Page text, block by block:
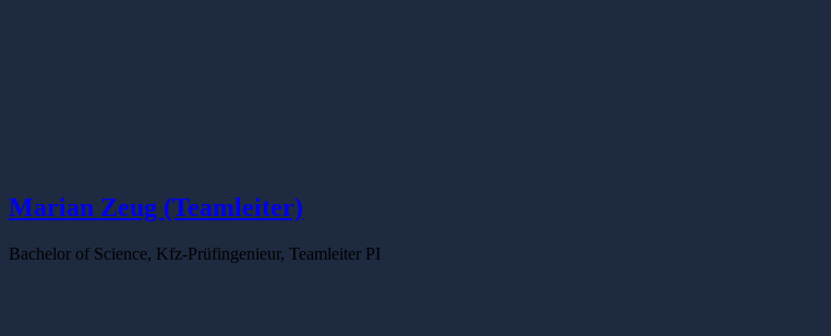
Marian Zeug (Teamleiter)
Bachelor of Science, Kfz-Prüfingenieur, Teamleiter PI